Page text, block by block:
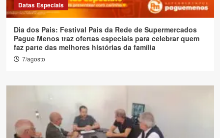
Datas Especiais
Dia dos Pais: Festival Pais da Rede de Supermercados
Pague Menos traz ofertas especiais para celebrar quem
faz parte das melhores histórias da família
7/agosto